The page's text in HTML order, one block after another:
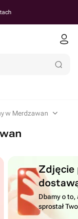
w Merdzawan
Dbamy o to,
sprostał